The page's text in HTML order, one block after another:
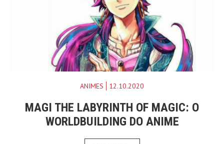
ANIMES 12.10.2020
MAGI THE LABYRINTH OF MAGIC: O
WORLDBUILDING DO ANIME